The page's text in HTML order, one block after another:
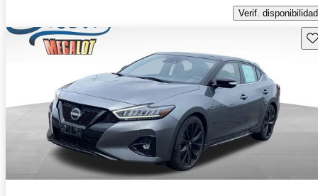
Verif. disponibilidad